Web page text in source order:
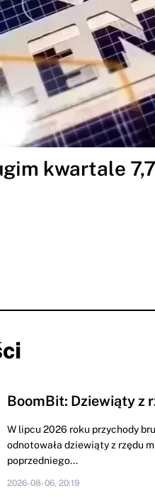
kwartale
BoomBit: Dziewiąty z
W lipcu 2026 roku przychody
odnotowała dziewiąty z rzędu
poprzedniego...
2026-08-06, 20:19